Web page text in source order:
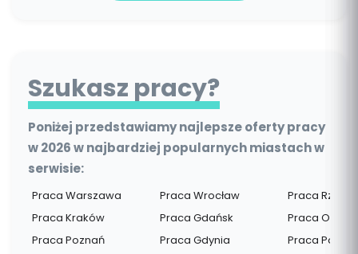
Szukasz pracy?
Poniżej przedstawiamy najlepsze oferty pracy
w 2026 w najbardziej popularnych miastach w
serwisie:
Praca Warszawa
Praca Kraków
Praca Poznań
Praca Wrocław
Praca Gdańsk
Praca Gdynia
Praca
Praca
Praca